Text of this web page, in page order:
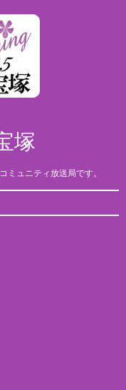
塚
ミュニティ放送局です。